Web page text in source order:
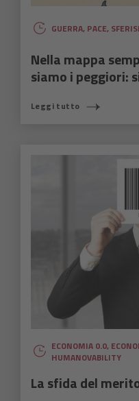
GUERRA, PACE,
Nella mappa
siamo i peggiori:
Leggi tutto
ECONOMIA 0.0,
HUMANOVABILITY
La sfida del